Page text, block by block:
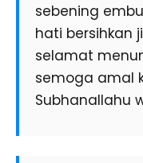
sebening
hati bersihkan
selamat
semoga amal
Subhanallahu